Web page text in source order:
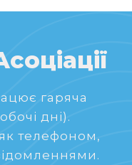
гаряча
дні).
телефоном,